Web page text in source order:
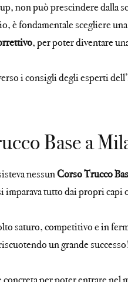
non può prescindere dalla
è fondamentale scegliere
, per poter diventare
i consigli degli esperti
Base a
nessunCorso Trucco
imparava tutto dai propri
saturo, competitivo e in
un grande